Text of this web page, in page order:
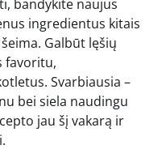
bandykite naujus
ingredientus kitais
Galbūt lęšių
favoritu,
Svarbiausia –
bei siela naudingu
jau šį vakarą ir